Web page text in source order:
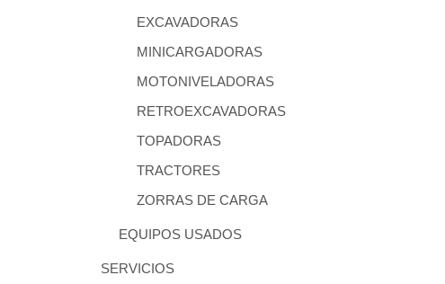
EXCAVADORAS
MINICARGADORAS
MOTONIVELADORAS
RETROEXCAVADORAS
TOPADORAS
TRACTORES
ZORRAS DE CARGA
EQUIPOS USADOS
SERVICIOS